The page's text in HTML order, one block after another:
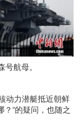
航母。
力潜艇抵近朝鲜
？”的疑问，也随之